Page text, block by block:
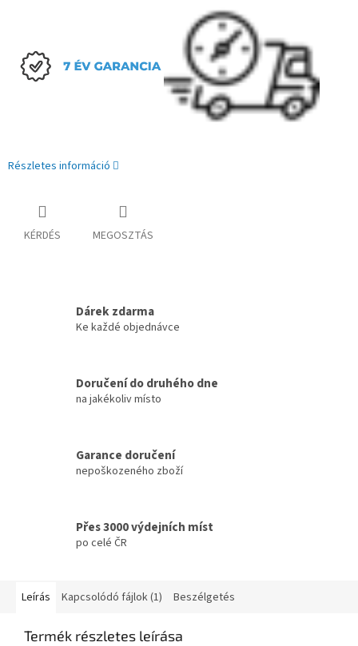
Részletes információ
KÉRDÉS MEGOSZTÁS
Dárek zdarma
Ke každé objednávce
Doručení do druhého dne
na jakékoliv místo
Garance doručení
nepoškozeného zboží
Přes 3000 výdejních míst
po celé ČR
Leírás Kapcsolódó fájlok (1) Beszélgetés
Termék részletes leírása